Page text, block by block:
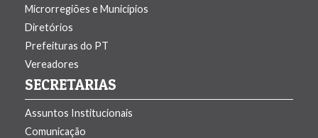
Microrregiões e Municí­pios
Diretórios
Prefeituras do PT
Vereadores
SECRETARIAS
Assuntos Institucionais
Comunicação